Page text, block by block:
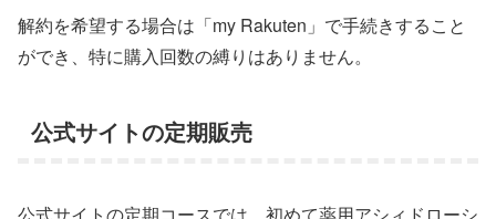
解約を希望する場合は「my Rakuten」で手続きすること
ができ、特に購入回数の縛りはありません。
公式サイトの定期販売